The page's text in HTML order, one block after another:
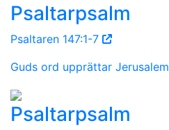
Psaltarpsalm
Psaltaren 147:1-7
Guds ord upprättar Jerusalem
Psaltarpsalm